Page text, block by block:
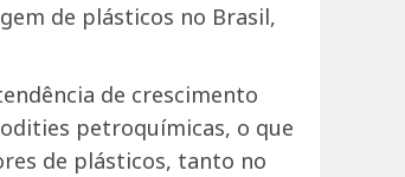
de plásticos no Brasil,
de crescimento
petroquímicas, o que
de plásticos, tanto no